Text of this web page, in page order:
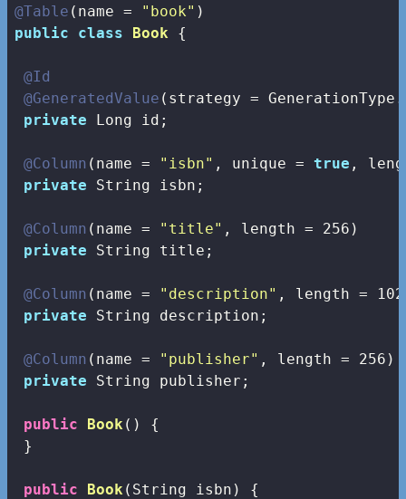
@Table (name = "book"
public
class Book {
@Id
@GeneratedValue (strategy =
private Long id;
@Column (name = "isbn" , unique = true ,
private String isbn;
@Column (name = "title" , length = 256 )
private String title;
@Column (name = "description" , length =
private String description;
@Column (name = "publisher" , length = 256 )
private String publisher;
public Book ()
{
}
public Book (String isbn)
{